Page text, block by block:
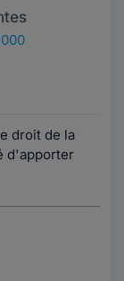
droit de la
d'apporter